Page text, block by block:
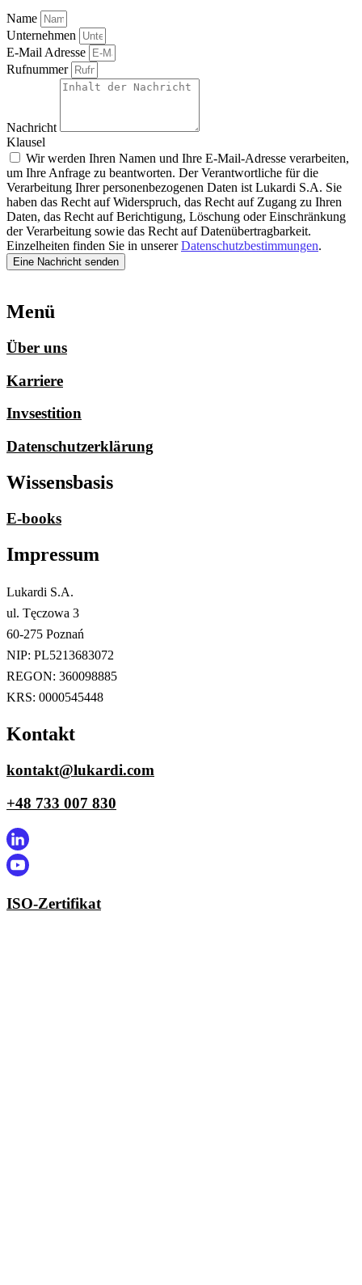
Name
Unternehmen
E-Mail Adresse
Rufnummer
Nachricht
Klausel
Wir werden Ihren Namen und Ihre E-Mail-Adresse verarbeiten,
um Ihre Anfrage zu beantworten. Der Verantwortliche für die
Verarbeitung Ihrer personenbezogenen Daten ist Lukardi S.A. Sie
haben das Recht auf Widerspruch, das Recht auf Zugang zu Ihren
Daten, das Recht auf Berichtigung, Löschung oder Einschränkung
der Verarbeitung sowie das Recht auf Datenübertragbarkeit.
Einzelheiten finden Sie in unsererDatenschutzbestimmungen.
Eine Nachricht senden
Menü
Über uns
Karriere
Invsestition
Datenschutzerklärung
Wissensbasis
E-books
Impressum
Lukardi S.A.
ul. Tęczowa 3
60-275 Poznań
NIP: PL5213683072
REGON: 360098885
KRS: 0000545448
Kontakt
kontakt@lukardi.com
+48 733 007 830
ISO-Zertifikat